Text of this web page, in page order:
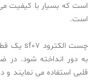
است که بسیار با کیفیت می
است.
چست الکترود sf07 یک
به دور انداخته شود. در
قلبی استفاده می نمایند